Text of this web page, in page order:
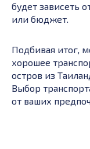
будет зависеть
или бюджет.
Подбивая итог,
хорошее
остров из
Выбор
от ваших